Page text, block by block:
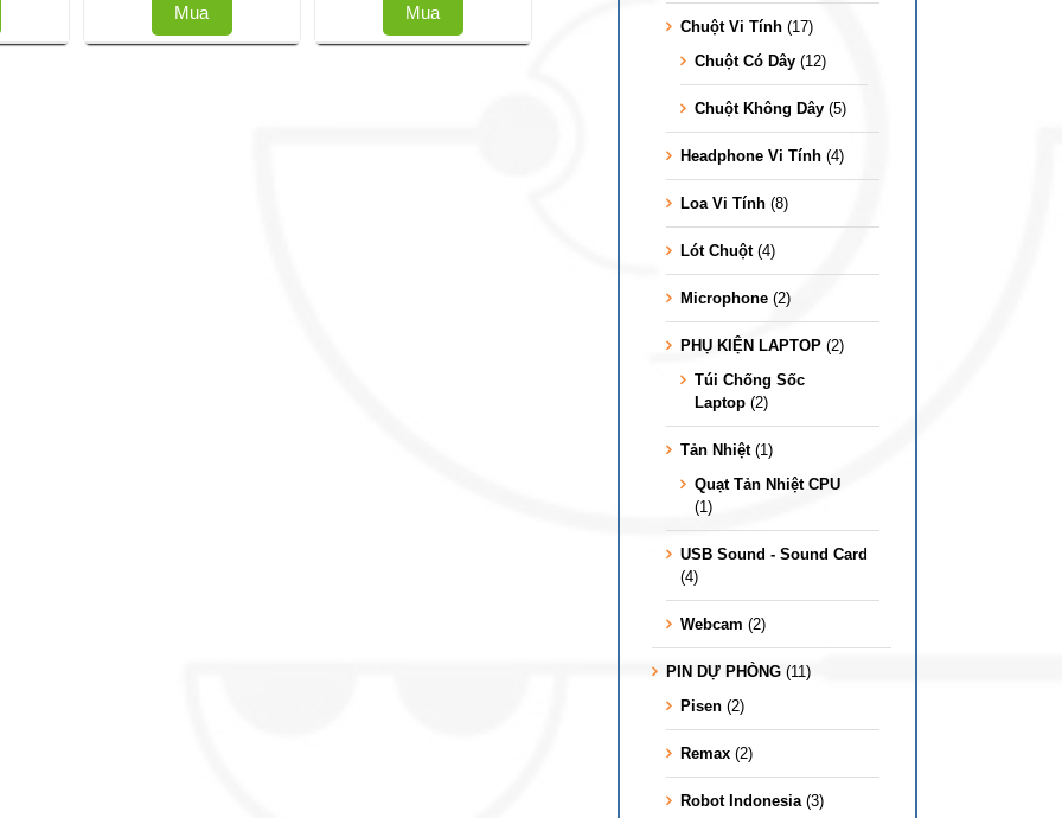
Mua Mua
Chuột Vi Tính (17)
Chuột Có Dây (12)
Chuột Không Dây (5)
Headphone Vi Tính (4)
Loa Vi Tính (8)
Lót Chuột (4)
Microphone (2)
PHỤ KIỆN LAPTOP (2)
Túi Chống Sốc
Laptop (2)
Tản Nhiệt (1)
Quạt Tản Nhiệt CPU
(1)
USB Sound - Sound Card
(4)
Webcam (2)
PIN DỰ PHÒNG (11)
Pisen (2)
Remax (2)
Robot Indonesia (3)